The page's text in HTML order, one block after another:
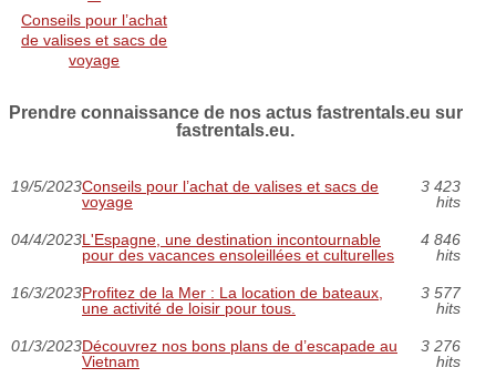
Conseils pour l’achat
de valises et sacs de
voyage
Prendre connaissance de nos actus fastrentals.eu sur
fastrentals.eu.
19/5/2023Conseils pour l’achat de valises et sacs de
voyage
3 423
hits
04/4/2023L'Espagne, une destination incontournable
pour des vacances ensoleillées et culturelles
4 846
hits
16/3/2023Profitez de la Mer : La location de bateaux,
une activité de loisir pour tous.
3 577
hits
01/3/2023Découvrez nos bons plans de d’escapade au
Vietnam
3 276
hits